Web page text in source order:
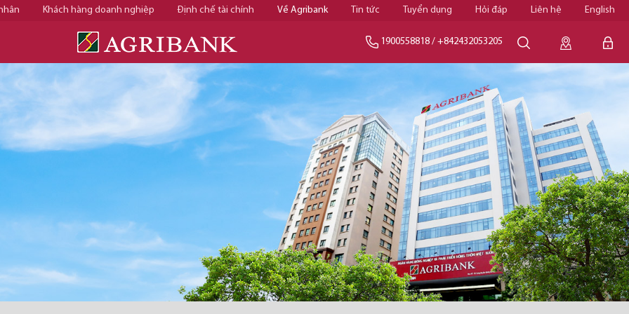
Khách hàng doanh nghiệp Định chế tài chính Về Agribank Tin tức Tuyển dụng Hỏi đáp Liên hệ English
1900558818 / +842432053205